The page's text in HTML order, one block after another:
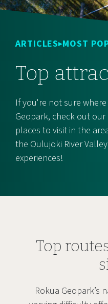
ARTICLES MOST
Top
If you're not sure
Geopark, check out
places to visit in the
the Oulujoki River
experiences!
Top
Rokua Geopark’s